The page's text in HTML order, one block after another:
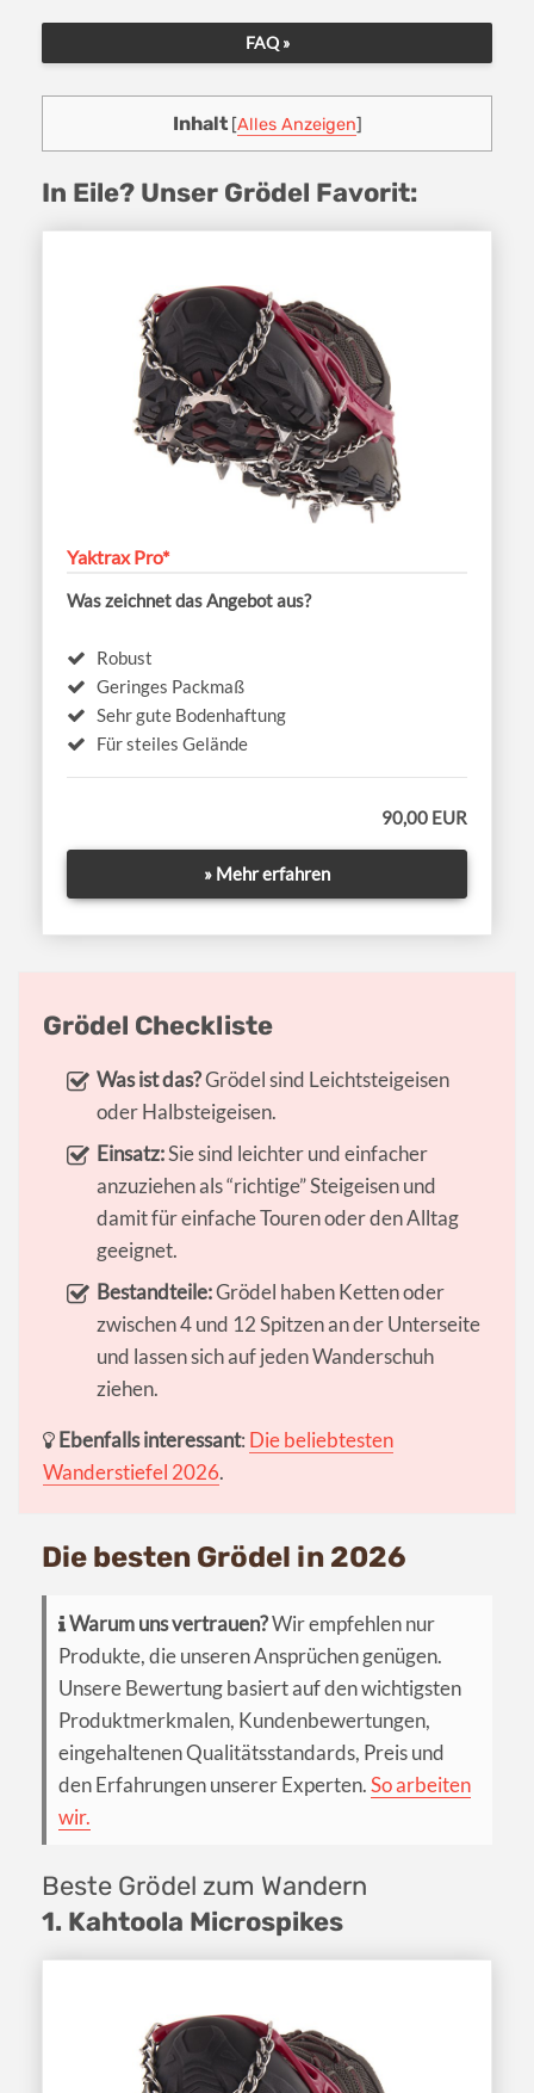
FAQ »
Inhalt [Alles Anzeigen]
In Eile? Unser Grödel Favorit:
Yaktrax Pro*
Was zeichnet das Angebot aus?
Robust
Geringes Packmaß
Sehr gute Bodenhaftung
Für steiles Gelände
90,00 EUR
» Mehr erfahren
Grödel Checkliste
Was ist das?Grödel sind Leichtsteigeisen
oder Halbsteigeisen.
Einsatz:Sie sind leichter und einfacher
anzuziehen als “richtige” Steigeisen und
damit für einfache Touren oder den Alltag
geeignet.
Bestandteile:Grödel haben Ketten oder
zwischen 4 und 12 Spitzen an der Unterseite
und lassen sich auf jeden Wanderschuh
ziehen.
Ebenfalls interessant: Die beliebtesten
Wanderstiefel 2026.
Die besten Grödel in 2026
Warum uns vertrauen?Wir empfehlen nur
Produkte, die unseren Ansprüchen genügen.
Unsere Bewertung basiert auf den wichtigsten
Produktmerkmalen, Kundenbewertungen,
eingehaltenen Qualitätsstandards, Preis und
den Erfahrungen unserer Experten.So arbeiten
wir.
Beste Grödel zum Wandern
1. Kahtoola Microspikes